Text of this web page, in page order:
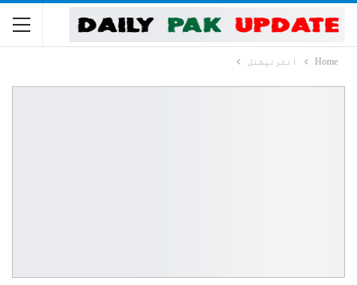
Home انٹرنیشنل